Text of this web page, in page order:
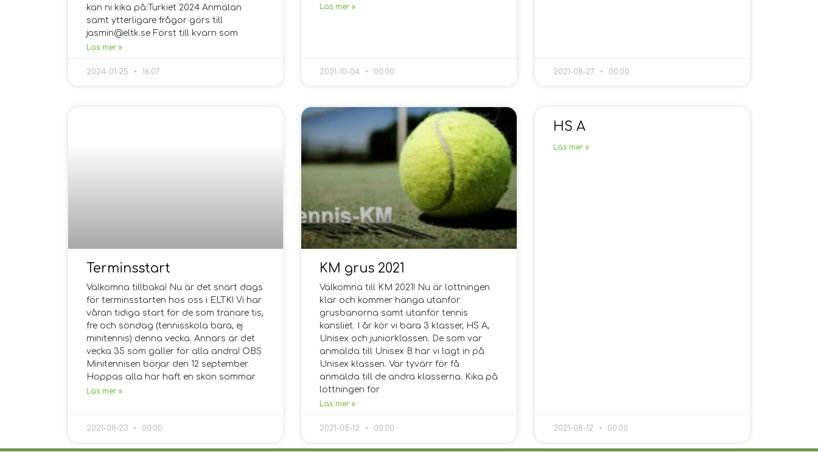
kan ni kika på:Turkiet 2024 Anmälan
samt ytterligare frågor görs till
jasmin@eltk.se Först till kvarn som
Läs mer »
2024-01-25 16:07
Läs mer »
2021-10-04 00:00 2021-08-27 00:00
Terminsstart
Välkomna tillbaka! Nu är det snart dags
för terminsstarten hos oss i ELTK! Vi har
våran tidiga start för de som tränare tis,
fre och söndag (tennisskola bara, ej
minitennis) denna vecka. Annars är det
vecka 35 som gäller för alla andra! OBS
Minitennisen börjar den 12 september.
Hoppas alla har haft en skön sommar
Läs mer »
2021-08-23 00:00
KM grus 2021
Välkomna till KM 2021! Nu är lottningen
klar och kommer hänga utanför
grusbanorna samt utanför tennis
kansliet. I år kör vi bara 3 klasser, HS A,
Unisex och juniorklassen. De som var
anmälda till Unisex B har vi lagt in på
Unisex klassen. Var tyvärr för få
anmälda till de andra klasserna. Kika på
lottningen för
Läs mer »
2021-08-12 00:00
HS A
Läs mer »
2021-08-12 00:00